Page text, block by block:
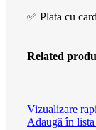
✅ Plata cu
Related
Vizualizare
Adaugă în